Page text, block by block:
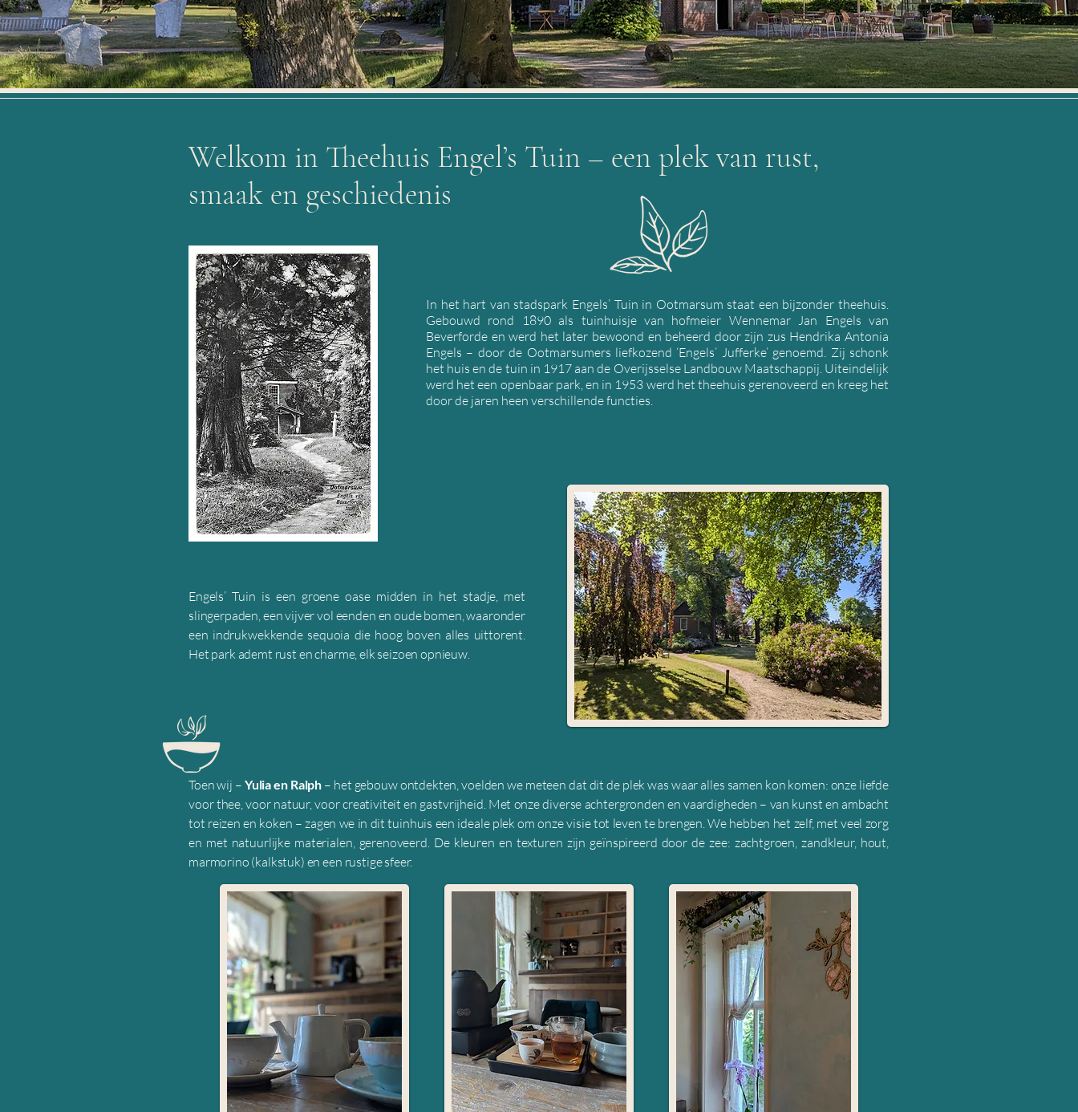
Welkom in Theehuis Engel’s Tuin – een plek van rust,
smaak en geschiedenis
In het hart van stadspark Engels’ Tuin in Ootmarsum staat een bijzonder theehuis.
Gebouwd rond 1890 als tuinhuisje van hofmeier Wennemar Jan Engels van
Beverforde en werd het later bewoond en beheerd door zijn zus Hendrika Antonia
Engels – door de Ootmarsumers liefkozend ‘Engels’ Jufferke’ genoemd. Zij schonk
het huis en de tuin in 1917 aan de Overijsselse Landbouw Maatschappij. Uiteindelijk
werd het een openbaar park, en in 1953 werd het theehuis gerenoveerd en kreeg het
door de jaren heen verschillende functies.
Engels’ Tuin is een groene oase midden in het stadje, met
slingerpaden, een vijver vol eenden en oude bomen, waaronder
een indrukwekkende sequoia die hoog boven alles uittorent.
Het park ademt rust en charme, elk seizoen opnieuw.
Toen wij – Yulia en Ralph – het gebouw ontdekten, voelden we meteen dat dit de plek was waar alles samen kon komen: onze liefde
voor thee, voor natuur, voor creativiteit en gastvrijheid. Met onze diverse achtergronden en vaardigheden – van kunst en ambacht
tot reizen en koken – zagen we in dit tuinhuis een ideale plek om onze visie tot leven te brengen. We hebben het zelf, met veel zorg
en met natuurlijke materialen, gerenoveerd. De kleuren en texturen zijn geïnspireerd door de zee: zachtgroen, zandkleur, hout,
marmorino (kalkstuk) en een rustige sfeer.